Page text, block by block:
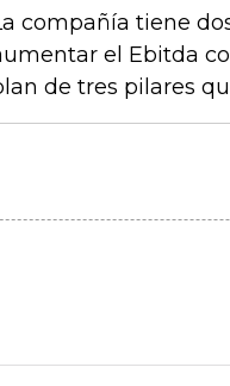
compañía tiene
el Ebitda
de tres pilares